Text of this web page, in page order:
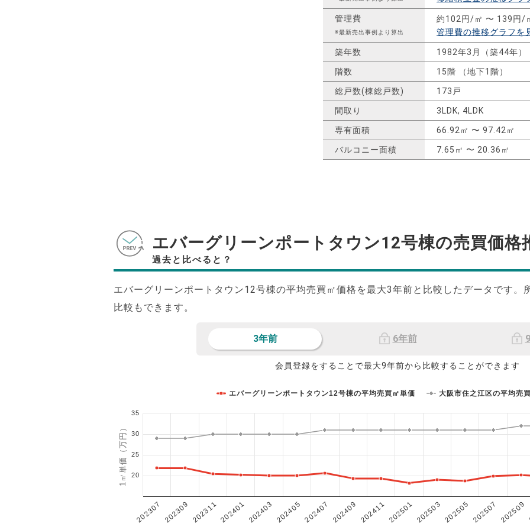
管理費
※最新売出事例より算出
約102円/㎡ 〜 139円/
管理費の推移グラフを
築年数 1982年3月（築44年）
階数 15階 （地下1階）
総戸数(棟総戸数) 173戸
間取り 3LDK, 4LDK
専有面積 66.92㎡ 〜 97.42㎡
バルコニー面積 7.65㎡ 〜 20.36㎡
エバーグリーンポートタウン12号棟の売買価格
過去と比べると？
エバーグリーンポートタウン12号棟の平均売買㎡価格を最大3年前と比較したデータです。
比較もできます。
3年前 6年前
会員登録をすることで最大9年前から比較することができます
1㎡単価（万円）
エバーグリーンポートタウン12号棟の平均売買㎡単価 大阪市住之江区の平均売
202307 202309 202311202401202403 202405202407 202409 202411202501202503202505 202507 202509
20
25
30
35